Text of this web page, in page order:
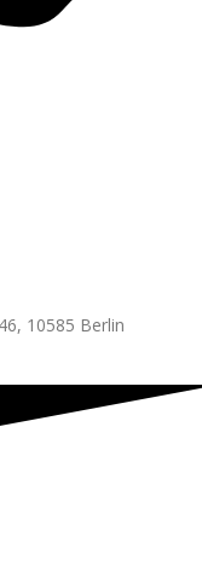
10585 Berlin